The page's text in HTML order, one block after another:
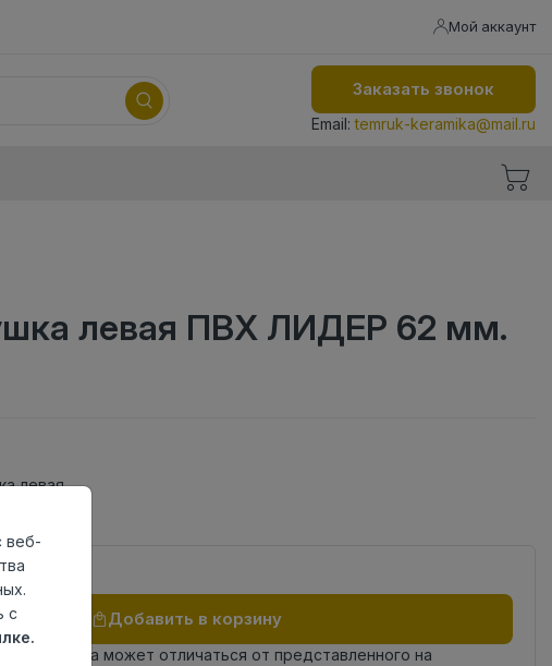
Мой аккаунт
Заказать звонок
Email:temruk-keramika@mail.ru
левая ПВХ ЛИДЕР 62 мм.
левая
Добавить в корзину
вид товара может отличаться от представленного на
веб-
с